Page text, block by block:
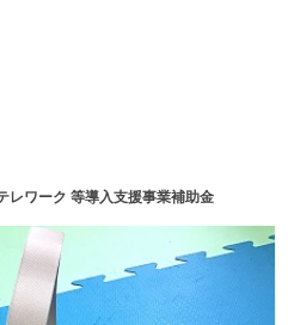
レワーク 等導入支援事業補助金